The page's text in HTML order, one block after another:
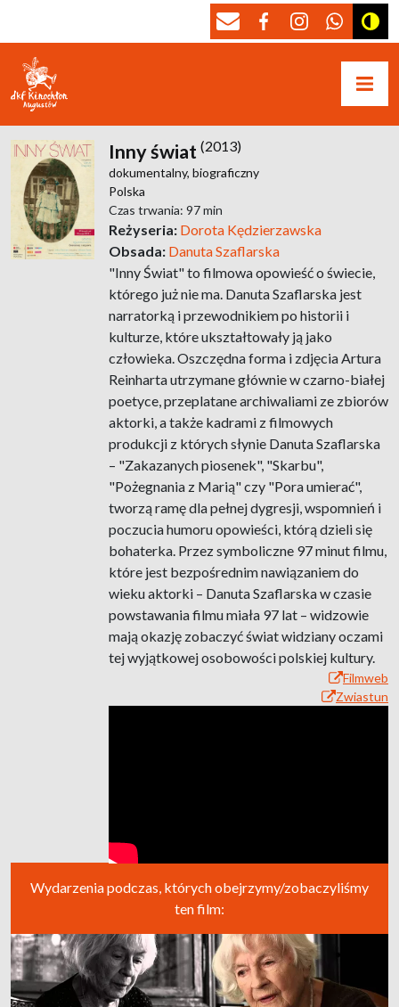
Inny świat (2013)
dokumentalny, biograficzny
Polska
Czas trwania: 97 min
Reżyseria: Dorota Kędzierzawska
Obsada: Danuta Szaflarska
"Inny Świat" to filmowa opowieść o świecie,
którego już nie ma. Danuta Szaflarska jest
narratorką i przewodnikiem po historii i
kulturze, które ukształtowały ją jako
człowieka. Oszczędna forma i zdjęcia Artura
Reinharta utrzymane głównie w czarno-białej
poetyce, przeplatane archiwaliami ze zbiorów
aktorki, a także kadrami z filmowych
produkcji z których słynie Danuta Szaflarska
– "Zakazanych piosenek", "Skarbu",
"Pożegnania z Marią" czy "Pora umierać",
tworzą ramę dla pełnej dygresji, wspomnień i
poczucia humoru opowieści, którą dzieli się
bohaterka. Przez symboliczne 97 minut filmu,
które jest bezpośrednim nawiązaniem do
wieku aktorki – Danuta Szaflarska w czasie
powstawania filmu miała 97 lat – widzowie
mają okazję zobaczyć świat widziany oczami
tej wyjątkowej osobowości polskiej kultury.
Filmweb
Zwiastun
Wydarzenia podczas, których obejrzymy/zobaczyliśmy
ten film: